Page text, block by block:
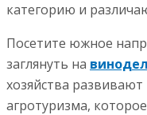
категорию и
Посетите южное
заглянуть на
хозяйства
агротуризма,